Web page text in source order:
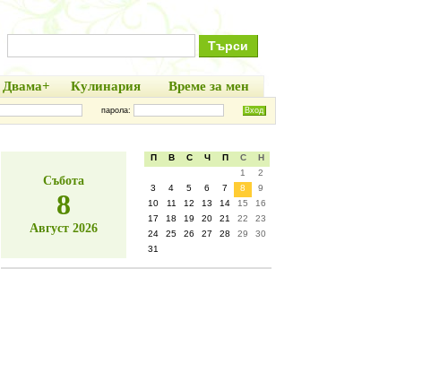
Двама+ Кулинария Време за мен
парола:
Събота
8
Август 2026
П В С Ч П С
Н
1
2
3
4 5 6 7 8
9
10
11 12 13 14 15
16
17
18 19 20 21 22
23
24
25 26 27 28 29
30
31